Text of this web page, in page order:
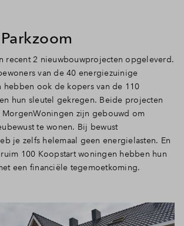
recent 2 nieuwbouwprojecten opgeleverd.
van de 40 energiezuinige
hebben ook de kopers van de 110
hun sleutel gekregen. Beide projecten
zijn gebouwd om
te wonen. Bij bewust
je zelfs helemaal geen energielasten. En
100 Koopstart woningen hebben hun
een financiële tegemoetkoming.